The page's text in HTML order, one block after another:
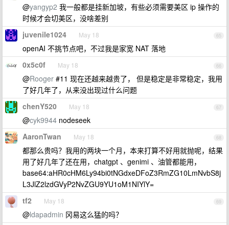
@yangyp2 我一般都是挂新加坡，有些必须需要美区 ip 操作的
时候才会切美区，没啥差别
65
juvenile1024 May 18
openAI 不挑节点吧，不过我是家宽 NAT 落地
66
0x5c0f May 18
@Rooger #11 现在还越来越贵了， 但是稳定是非常稳定，我用
了好几年了，从来没出现过什么问题
67
chenY520 May 18
@cyk9944 nodeseek
68
AaronTwan May 18
都那么贵吗？我用的两块一个月，本来打算不好用就抛呢，结果
用了好几年了还在用，chatgpt 、genimi 、油管都能用，
base64:aHR0cHM6Ly94bi0tNGdxeDFoZ3RmZG10LmNvbS8j
L3JlZ2lzdGVyP2NvZGU9YU1oM1NIYlY=
69
tf2 May 18
@ldapadmin 冈易这么猛的吗？